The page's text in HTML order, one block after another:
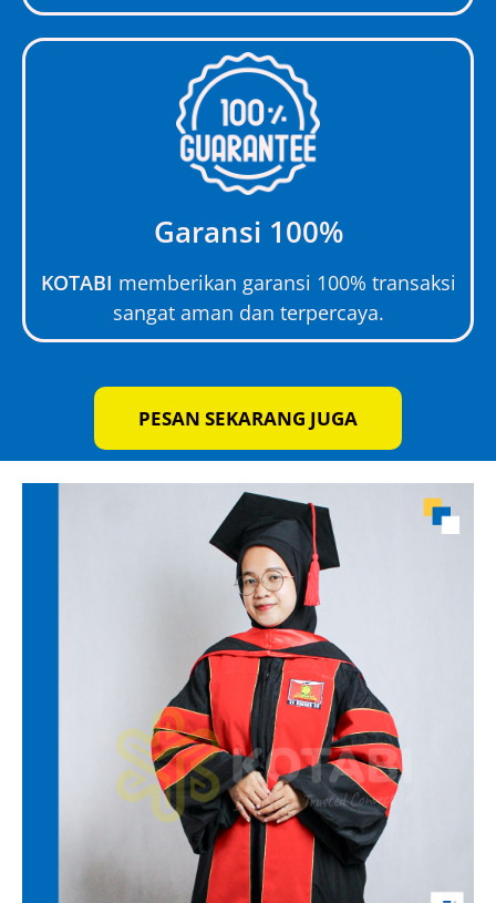
Garansi 100%
KOTABI memberikan garansi 100% transaksi
sangat aman dan terpercaya.
PESAN SEKARANG JUGA